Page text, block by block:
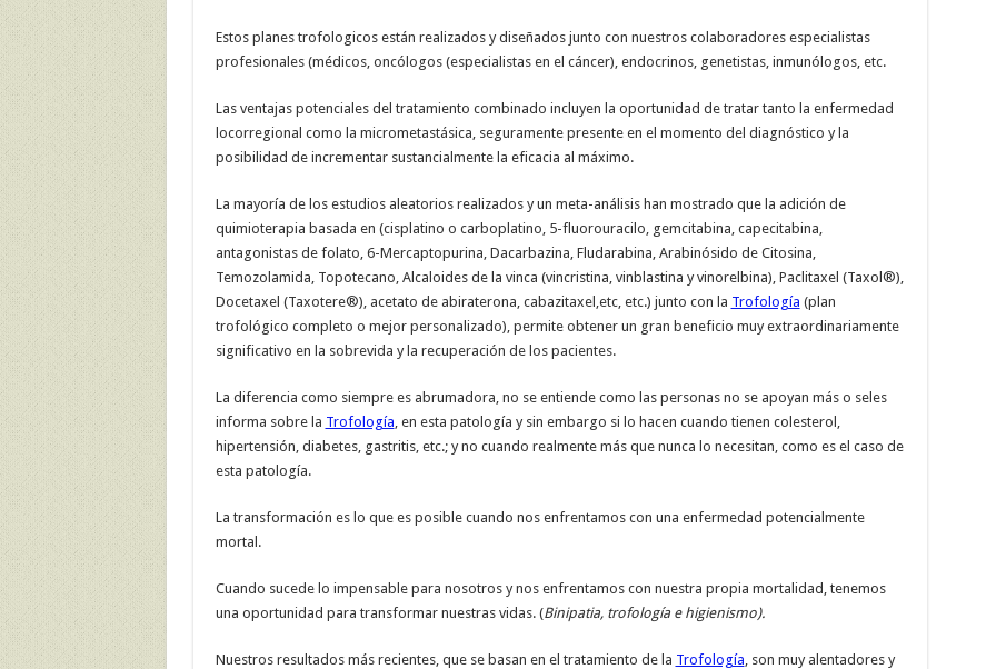
Estos planes trofologicos están realizados y diseñados junto con nuestros colaboradores especialistas
profesionales (médicos, oncólogos (especialistas en el cáncer), endocrinos, genetistas, inmunólogos, etc.
Las ventajas potenciales del tratamiento combinado incluyen la oportunidad de tratar tanto la enfermedad
locorregional como la micrometastásica, seguramente presente en el momento del diagnóstico y la
posibilidad de incrementar sustancialmente la eficacia al máximo.
La mayoría de los estudios aleatorios realizados y un meta-análisis han mostrado que la adición de
quimioterapia basada en (cisplatino o carboplatino, 5-fluorouracilo, gemcitabina, capecitabina,
antagonistas de folato, 6-Mercaptopurina, Dacarbazina, Fludarabina, Arabinósido de Citosina,
Temozolamida, Topotecano, Alcaloides de la vinca (vincristina, vinblastina y vinorelbina), Paclitaxel (Taxol®),
Docetaxel (Taxotere®), acetato de abiraterona, cabazitaxel,etc, etc.) junto con la Trofología (plan
trofológico completo o mejor personalizado), permite obtener un gran beneficio muy extraordinariamente
significativo en la sobrevida y la recuperación de los pacientes.
La diferencia como siempre es abrumadora, no se entiende como las personas no se apoyan más o seles
informa sobre la Trofología , en esta patología y sin embargo si lo hacen cuando tienen colesterol,
hipertensión, diabetes, gastritis, etc.; y no cuando realmente más que nunca lo necesitan, como es el caso de
esta patología.
La transformación es lo que es posible cuando nos enfrentamos con una enfermedad potencialmente
mortal.
Cuando sucede lo impensable para nosotros y nos enfrentamos con nuestra propia mortalidad, tenemos
una oportunidad para transformar nuestras vidas. (Binipatia, trofología e higienismo).
Nuestros resultados más recientes, que se basan en el tratamiento de la Trofología , son muy alentadores y